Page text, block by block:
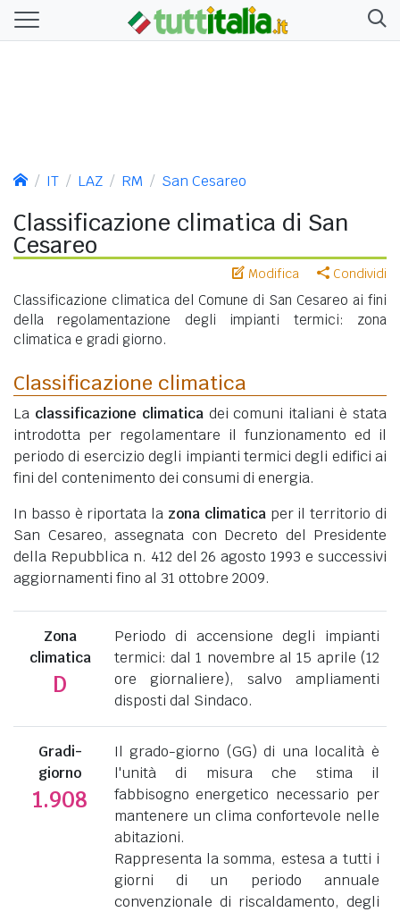
IT LAZ RM San Cesareo
Classificazione climatica di San
Cesareo
Modifica Condividi
Classificazione climatica del Comune di San Cesareo ai fini
della regolamentazione degli impianti termici: zona
climatica e gradi giorno.
Classificazione climatica
La classificazione climaticadei comuni italiani è stata
introdotta per regolamentare il funzionamento ed il
periodo di esercizio degli impianti termici degli edifici ai
fini del contenimento dei consumi di energia.
In basso è riportata la zona climaticaper il territorio di
San Cesareo, assegnata con Decreto del Presidente
della Repubblica n. 412 del 26 agosto 1993 e successivi
aggiornamenti fino al 31 ottobre 2009.
Zona
climatica
D
Periodo di accensione degli impianti
termici: dal 1 novembre al 15 aprile (12
ore giornaliere), salvo ampliamenti
disposti dal Sindaco.
Gradi-
giorno
1.908
Il grado-giorno (GG) di una località è
l'unità di misura che stima il
fabbisogno energetico necessario per
mantenere un clima confortevole nelle
abitazioni.
Rappresenta la somma, estesa a tutti i
giorni di un periodo annuale
convenzionale di riscaldamento, degli